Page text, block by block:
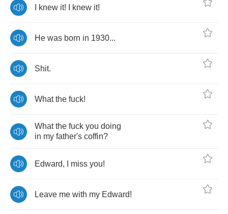
knew it! knew it!
He was born in 1930...
Shit.
What the fuck!
What the fuck you doing
in my father's coffin?
Edward, miss you!
Leave me with my Edward!